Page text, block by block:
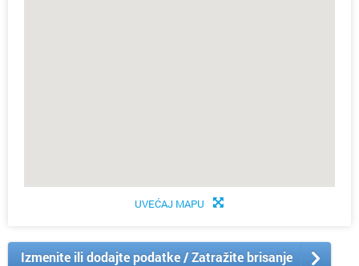
UVEĆAJ MAPU
Izmenite ili dodajte podatke / Zatražite brisanje